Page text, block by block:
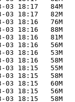
03 18:17   84M
03 18:17   82M
03 18:16   76M
03 18:16   88M
03 18:16   81M
03 18:16   56M
03 18:16   53M
03 18:16   58M
03 18:15   55M
03 18:15   58M
03 18:15   60M
03 18:15   56M
03 18:15   58M